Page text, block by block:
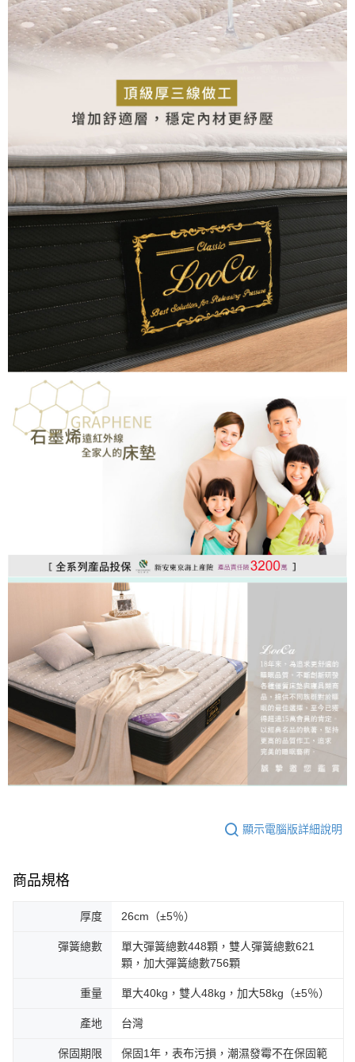
顯示電腦版詳細說明
商品規格
厚度 26cm（±5％）
彈簧總數
單大彈簧總數448顆，雙人彈簧總數621
顆，加大彈簧總數756顆
重量 單大40kg，雙人48kg，加大58kg（±5％）
產地 台灣
保固期限
保固1年，表布污損，潮濕發霉不在保固範